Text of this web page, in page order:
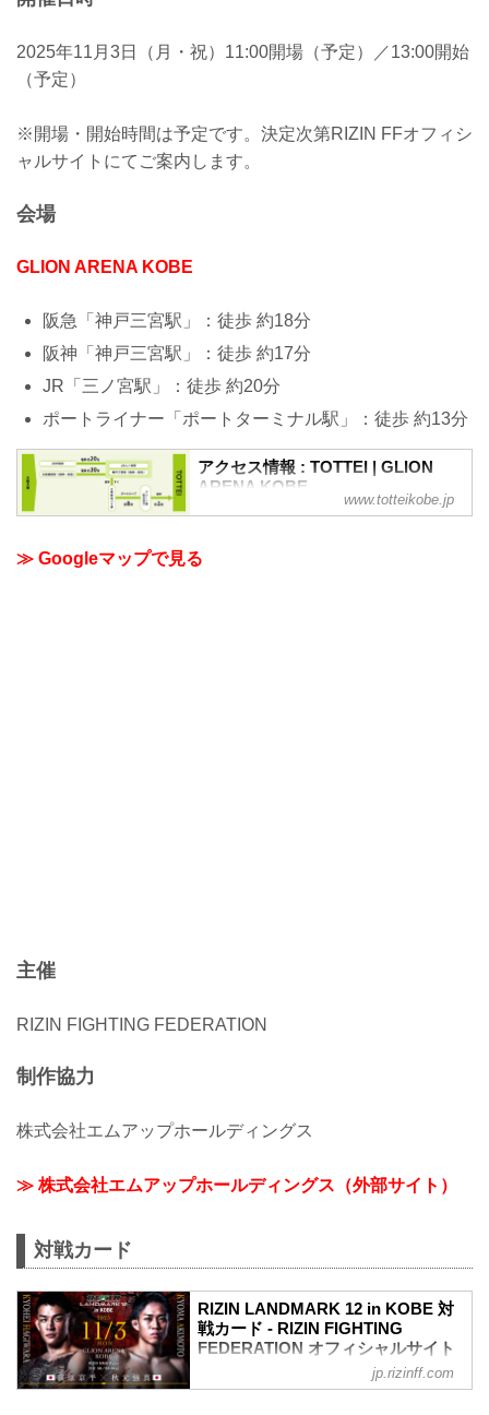
2025年11月3日（月・祝）11:00開場（予定）／13:00開始
（予定）
※開場・開始時間は予定です。決定次第RIZIN FFオフィシ
ャルサイトにてご案内します。
会場
GLION ARENA KOBE
阪急「神戸三宮駅」：徒歩 約18分
阪神「神戸三宮駅」：徒歩 約17分
JR「三ノ宮駅」：徒歩 約20分
ポートライナー「ポートターミナル駅」：徒歩 約13分
アクセス情報 : TOTTEI | GLION
ARENA KOBE
TOTTEI は、2025.4 OPENの日本初・270
KOBEを中核施設とするエリア愛称で
www.totteikobe.jp
≫ Googleマップで見る
主催
RIZIN FIGHTING FEDERATION
制作協力
株式会社エムアップホールディングス
≫ 株式会社エムアップホールディングス（外部サイト）
対戦カード
RIZIN LANDMARK 12 in KOBE 対
戦カード - RIZIN FIGHTING
FEDERATION オフィシャルサイト
jp.rizinff.com